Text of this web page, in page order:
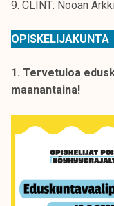
i
j
a
k
n
9. CLINT: Nooan
OPISKELIJAKUNTA
1. Tervetuloa
maanantaina!